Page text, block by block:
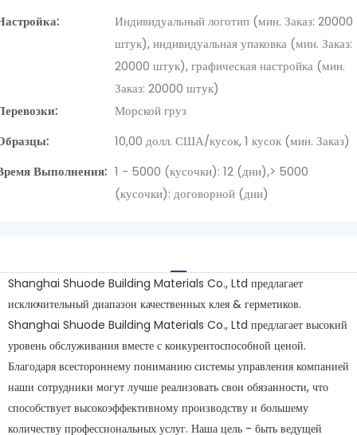
Индивидуальный логотип (мин. Заказ: 20000
штук), индивидуальная упаковка (мин. Заказ:
20000 штук), графическая настройка (мин.
Заказ: 20000 штук)
Морской груз
10,00 долл. США/кусок, 1 кусок (мин. Заказ)
Выполнения: 1 - 5000 (кусочки): 12 (дни),> 5000
(кусочки): договорной (дни)
Shanghai Shuode Building Materials Co., Ltd предлагает
исключительный диапазон качественных клея & герметиков.
Shanghai Shuode Building Materials Co., Ltd предлагает высокий
уровень обслуживания вместе с конкурентоспособной ценой.
Благодаря всестороннему пониманию системы управления компанией
наши сотрудники могут лучше реализовать свои обязанности, что
способствует высокоэффективному производству и большему
количеству профессиональных услуг. Наша цель - быть ведущей